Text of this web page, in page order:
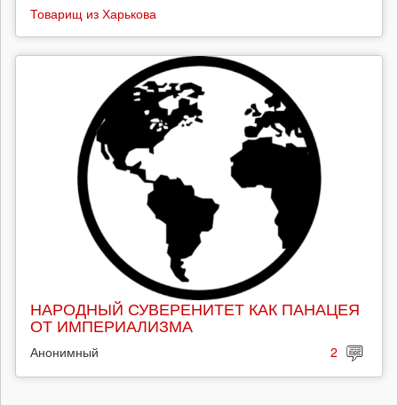
Товарищ из Харькова
НАРОДНЫЙ СУВЕРЕНИТЕТ КАК ПАНАЦЕЯ
ОТ ИМПЕРИАЛИЗМА
Анонимный 2